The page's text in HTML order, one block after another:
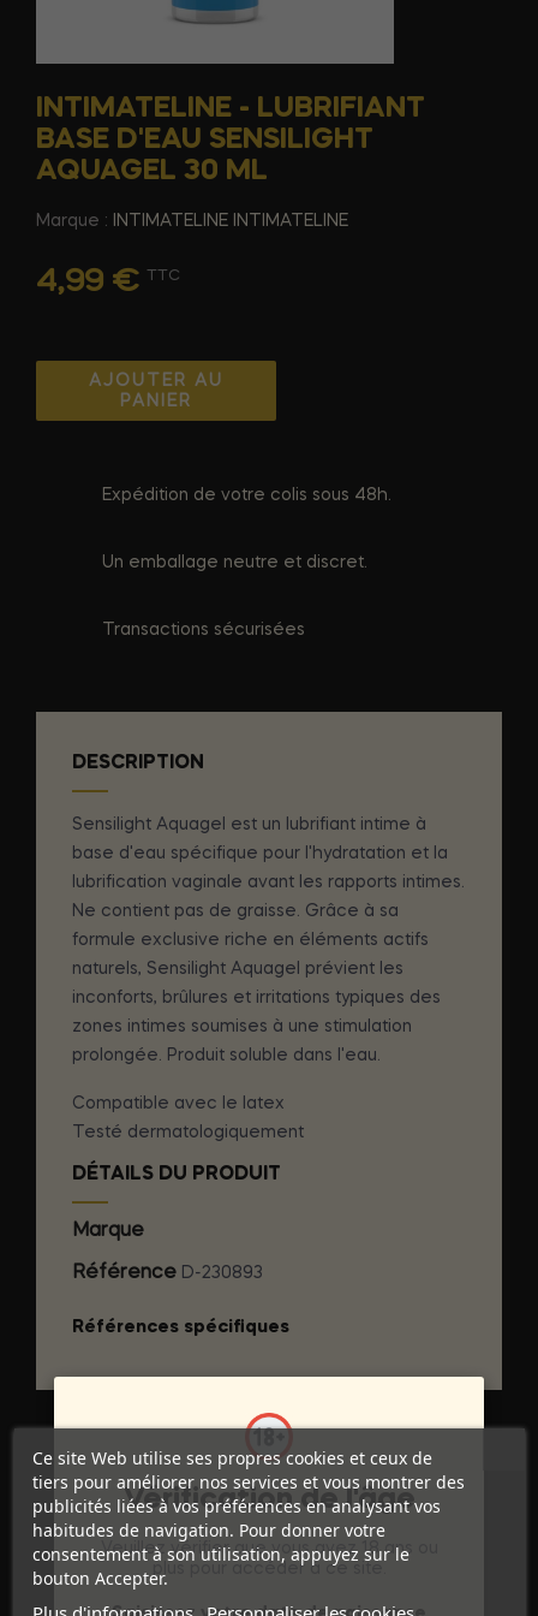
INTIMATELINE - LUBRIFIANT
BASE D'EAU SENSILIGHT
AQUAGEL 30 ML
Marque : INTIMATELINE INTIMATELINE
4,99 € TTC
AJOUTER AU
PANIER
Expédition de votre colis sous 48h.
Un emballage neutre et discret.
Transactions sécurisées
DESCRIPTION
Sensilight Aquagel est un lubrifiant intime à
base d'eau spécifique pour l'hydratation et la
lubrification vaginale avant les rapports intimes.
Ne contient pas de graisse. Grâce à sa
formule exclusive riche en éléments actifs
naturels, Sensilight Aquagel prévient les
inconforts, brûlures et irritations typiques des
zones intimes soumises à une stimulation
prolongée. Produit soluble dans l'eau.
Compatible avec le latex
Testé dermatologiquement
DÉTAILS DU PRODUIT
Marque
Référence D-230893
Références spécifiques
Ce site Web utilise ses propres cookies et ceux de
tiers pour améliorer nos services et vous montrer des
publicités liées à vos préférences en analysant vos
habitudes de navigation. Pour donner votre
consentement à son utilisation, appuyez sur le
bouton Accepter.
Vérification de l'âge
Veuillez vérifier que vous avez 18 ans ou
plus pour accéder à ce site.